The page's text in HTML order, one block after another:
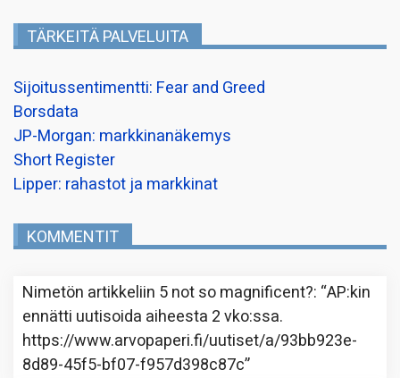
TÄRKEITÄ PALVELUITA
Sijoitussentimentti: Fear and Greed
Borsdata
JP-Morgan: markkinanäkemys
Short Register
Lipper: rahastot ja markkinat
KOMMENTIT
Nimetön artikkeliin 5 not so magnificent?: “AP:kin
ennätti uutisoida aiheesta 2 vko:ssa.
https://www.arvopaperi.fi/uutiset/a/93bb923e-
8d89-45f5-bf07-f957d398c87c”